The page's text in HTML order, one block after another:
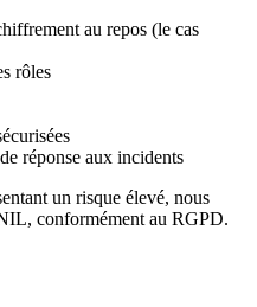
au repos (le cas
rôles
réponse aux incidents
un risque élevé, nous
conformément au RGPD.